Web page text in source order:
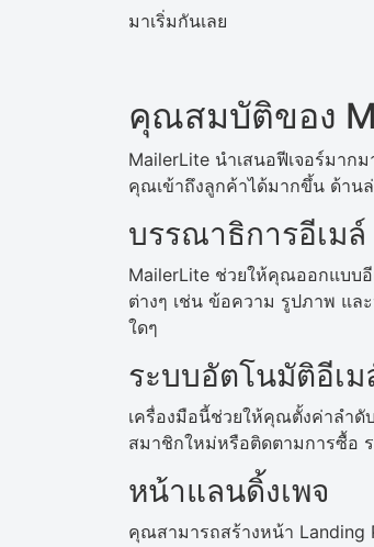
มาเริ่มกันเลย
คุณสมบัติของ
MailerLite นำเสนอฟีเจอร์มาก
คุณเข้าถึงลูกค้าได้มากขึ้น ด้านล่
บรรณาธิการอีเมล์
MailerLite ช่วยให้คุณออกแบบอี
ต่างๆ เช่น ข้อความ รูปภาพ แล
ใดๆ
ระบบอัตโนมัติอีเม
เครื่องมือนี้ช่วยให้คุณตั้งค่าลำดั
สมาชิกใหม่หรือติดตามการซื้อ
หน้าแลนดิ้งเพจ
คุณสามารถสร้างหน้า Landing